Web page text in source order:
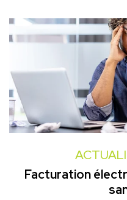
Facturation